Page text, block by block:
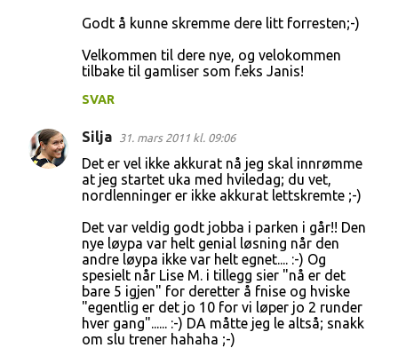
a
Godt å kunne skremme dere litt forresten;-)
Velkommen til dere nye, og velokommen
tilbake til gamliser som f.eks Janis!
SVAR
Silja 31. mars 2011 kl. 09:06
Det er vel ikke akkurat nå jeg skal innrømme
at jeg startet uka med hviledag; du vet,
nordlenninger er ikke akkurat lettskremte ;-)
Det var veldig godt jobba i parken i går!! Den
nye løypa var helt genial løsning når den
andre løypa ikke var helt egnet.... :-) Og
spesielt når Lise M. i tillegg sier "nå er det
bare 5 igjen" for deretter å fnise og hviske
"egentlig er det jo 10 for vi løper jo 2 runder
hver gang"...... :-) DA måtte jeg le altså; snakk
om slu trener hahaha ;-)